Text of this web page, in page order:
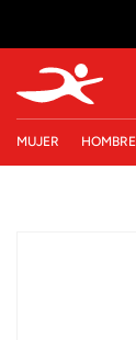
MUJER HOMBRE